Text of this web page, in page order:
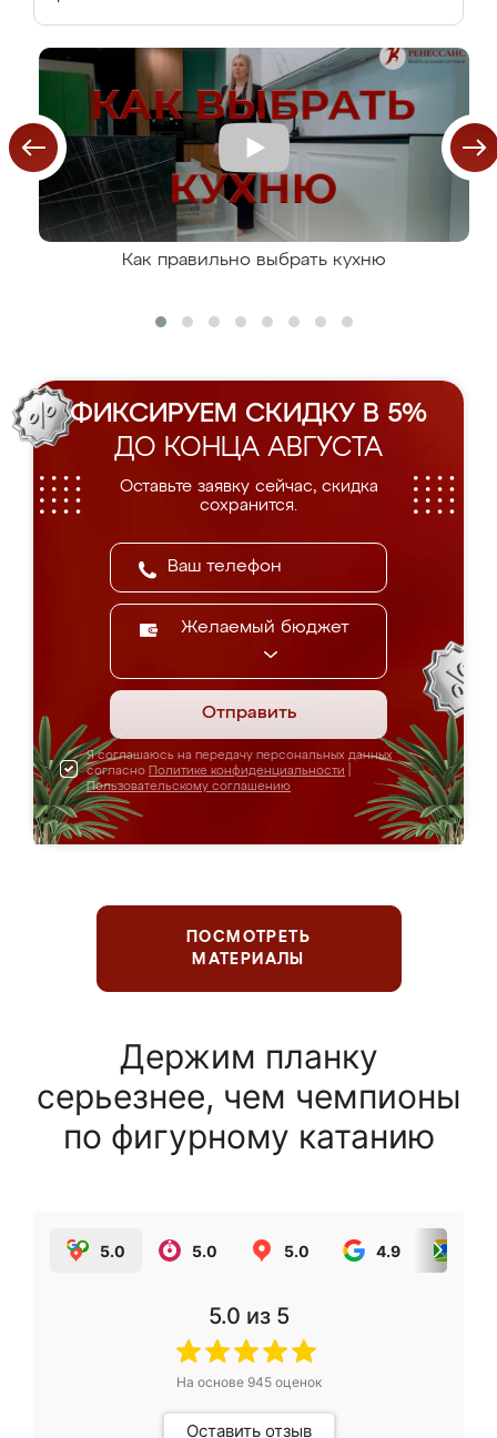
Как правильно выбрать кухню
ФИКСИРУЕМ СКИДКУ В 5%
ДО КОНЦА АВГУСТА
Оставьте заявку сейчас, скидка
сохранится.
Желаемый бюджет
Отправить
Я соглашаюсь на передачу персональных данных
согласно Политике конфиденциальности
Пользовательскому соглашению
ПОСМОТРЕТЬ
МАТЕРИАЛЫ
Держим планку
серьезнее, чем чемпионы
по фигурному катанию
5.0 5.0 5.0 4.9
5.0 из 5
На основе 945оценок
Оставить отзыв